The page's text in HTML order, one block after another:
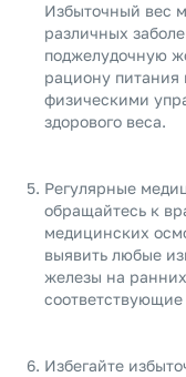
Избыточный вес
различных
поджелудочную
рациону питания
физическими
здорового веса.
Регулярные
обращайтесь к
медицинских
выявить любые
железы на
Избегайте